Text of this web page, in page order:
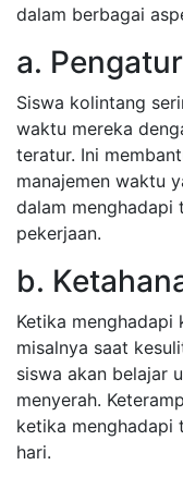
dalam berbagai
a.
Siswa kolintang
waktu mereka
teratur. Ini
manajemen waktu
dalam menghadapi
pekerjaan.
b.
Ketika menghadapi
misalnya saat
siswa akan belajar
menyerah.
ketika menghadapi
hari.